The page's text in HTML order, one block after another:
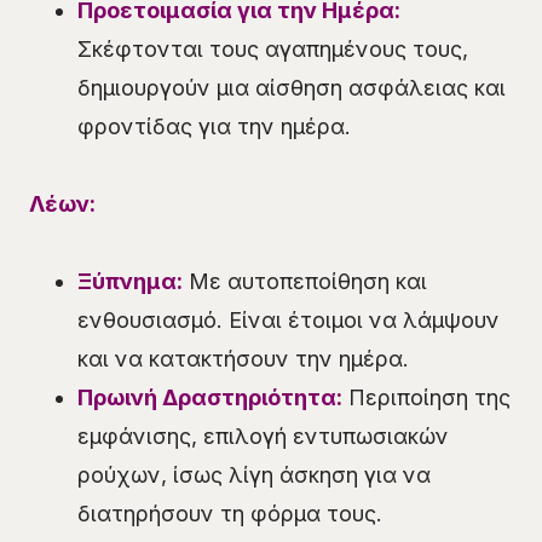
Προετοιμασία για την Ημέρα:
Σκέφτονται τους αγαπημένους τους,
δημιουργούν μια αίσθηση ασφάλειας και
φροντίδας για την ημέρα.
Λέων:
Ξύπνημα: Με αυτοπεποίθηση και
ενθουσιασμό. Είναι έτοιμοι να λάμψουν
και να κατακτήσουν την ημέρα.
Πρωινή Δραστηριότητα: Περιποίηση της
εμφάνισης, επιλογή εντυπωσιακών
ρούχων, ίσως λίγη άσκηση για να
διατηρήσουν τη φόρμα τους.